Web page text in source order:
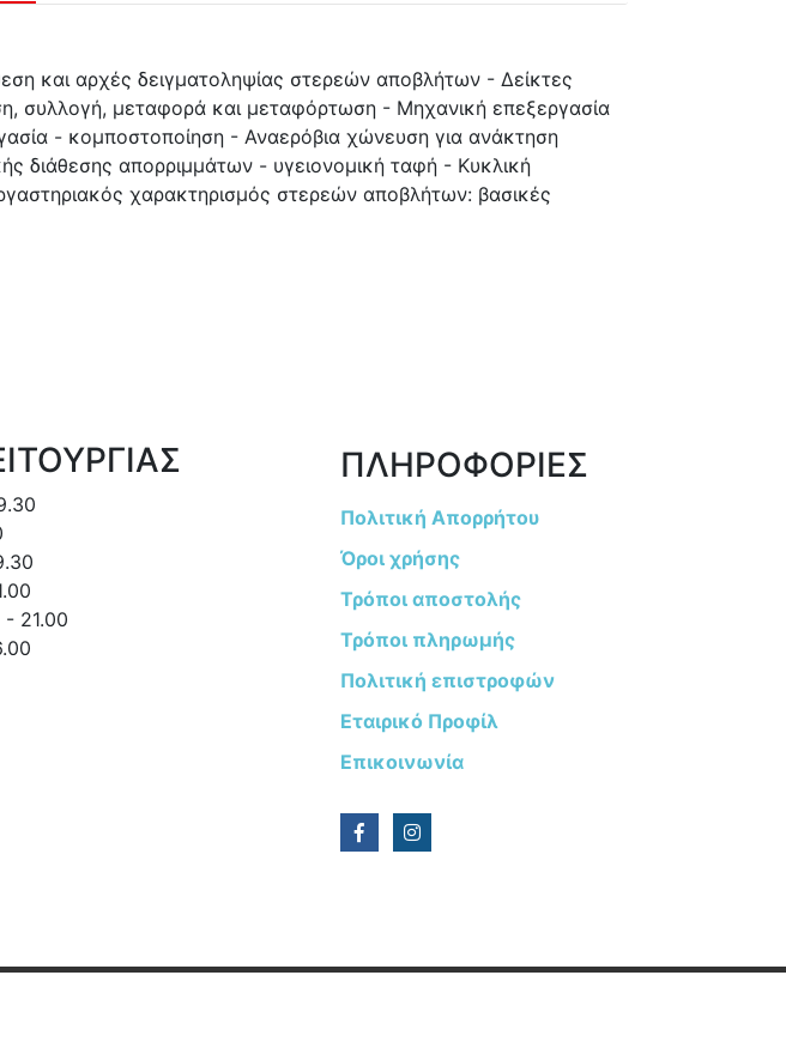
και αρχές δειγματοληψίας στερεών αποβλήτων - Δείκτες
συλλογή, μεταφορά και μεταφόρτωση - Μηχανική επεξεργασία
- κομποστοποίηση - Αναερόβια χώνευση για ανάκτηση
διάθεσης απορριμμάτων - υγειονομική ταφή - Κυκλική
χαρακτηρισμός στερεών αποβλήτων: βασικές
21.00
ΠΛΗΡΟΦΟΡΙΕΣ
Πολιτική Απορρήτου
Όροι χρήσης
Τρόποι αποστολής
Τρόποι πληρωμής
Πολιτική επιστροφών
Εταιρικό Προφίλ
Επικοινωνία